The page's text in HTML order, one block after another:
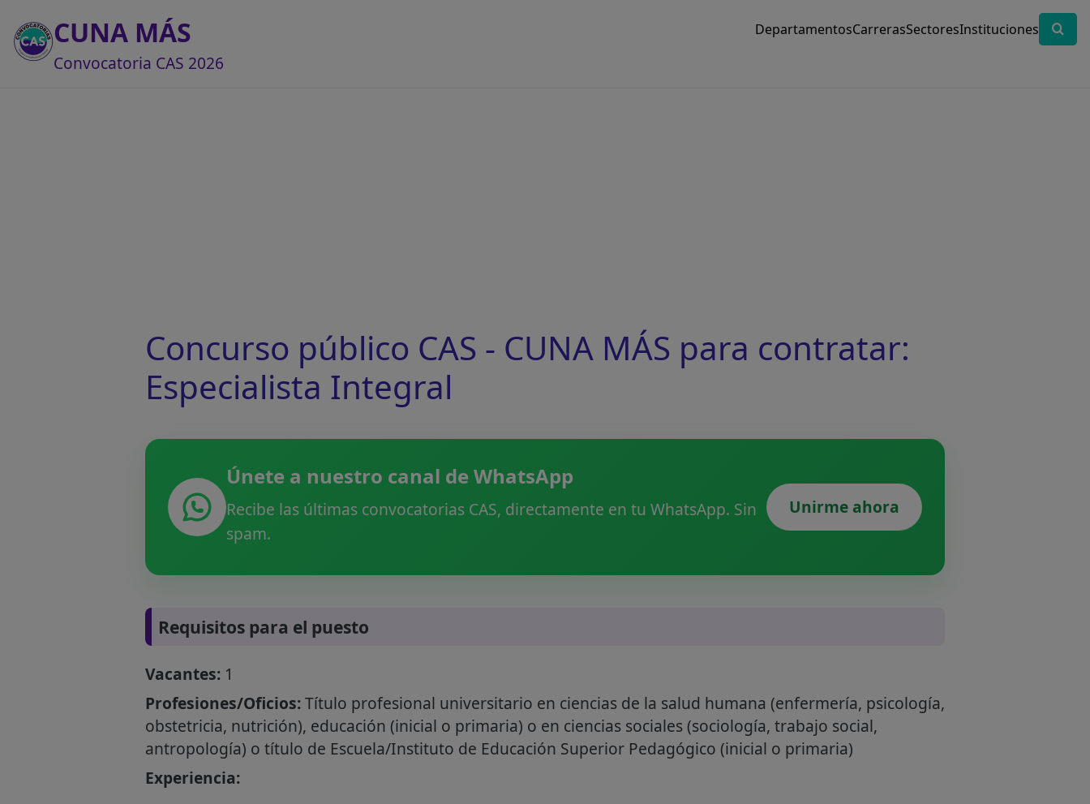
CUNA MÁS
Convocatoria CAS 2026
DepartamentosCarrerasSectoresInstituciones
Concurso público CAS - CUNA MÁS para contratar:
Especialista Integral
Únete a nuestro canal de WhatsApp
Recibe las últimas convocatorias CAS, directamente en tu WhatsApp. Sin
spam.
Unirme ahora
Requisitos para el puesto
Vacantes:1
Profesiones/Oficios:Título profesional universitario en ciencias de la salud humana (enfermería, psicología,
obstetricia, nutrición), educación (inicial o primaria) o en ciencias sociales (sociología, trabajo social,
antropología) o título de Escuela/Instituto de Educación Superior Pedagógico (inicial o primaria)
Experiencia: